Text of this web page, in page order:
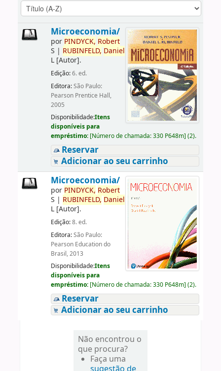
Microeconomia/
por PINDYCK, Robert
S | RUBINFELD, Daniel
L[Autor].
Edição:6. ed.
Editora:São Paulo:
Pearson Prentice Hall,
2005
Disponibilidade:Itens
disponíveis para
empréstimo: [Número de chamada:330 P648m] (2).
Reservar
Adicionar ao seu carrinho
Microeconomia/
por PINDYCK, Robert
S | RUBINFELD, Daniel
L[Autor].
Edição:8. ed.
Editora:São Paulo:
Pearson Education do
Brasil, 2013
Disponibilidade:Itens
disponíveis para
empréstimo: [Número de chamada:330 P648m] (2).
Reservar
Adicionar ao seu carrinho
Não encontrou o
que procura?
Faça uma